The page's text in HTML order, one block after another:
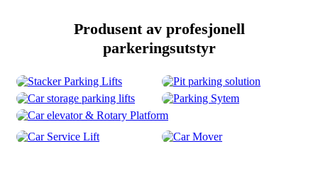
Produsent av profesjonell
parkeringsutstyr
Stacker parkering heiser
Biloppbevaring av
parkeringsheiser
Pit Parking Solution
Bilheis og roterende plattform